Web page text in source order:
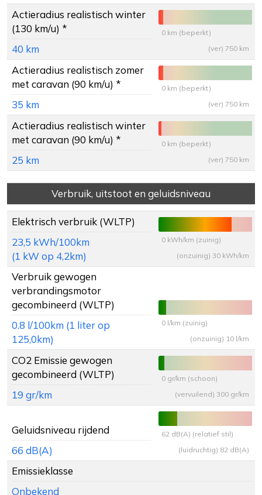
Actieradius realistisch winter
(130 km/u) *
40 km
0 km (beperkt)
(ver) 750 km
Actieradius realistisch zomer
met caravan (90 km/u) *
35 km
0 km (beperkt)
(ver) 750 km
Actieradius realistisch winter
met caravan (90 km/u) *
25 km
0 km (beperkt)
(ver) 750 km
Verbruik, uitstoot en geluidsniveau
Elektrisch verbruik (WLTP)
23,5 kWh/100km
(1 kW op 4,2km)
0 kWh/km (zuinig)
(onzuinig) 30 kWh/km
Verbruik gewogen
verbrandingsmotor
gecombineerd (WLTP)
0.8 l/100km (1 liter op
125,0km)
0 l/km (zuinig)
(onzuinig) 10 l/km
CO2 Emissie gewogen
gecombineerd (WLTP)
19 gr/km
0 gr/km (schoon)
(vervuilend) 300 gr/km
Geluidsniveau rijdend
66 dB(A)
62 dB(A) (relatief stil)
(luidruchtig) 82 dB(A)
Emissieklasse
Onbekend